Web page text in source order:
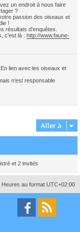
un endroit à nous faire
?
passion des oiseaux et
!
résultats d'enquêtes.
c'est là : http://www.faune-
lien avec les oiseaux et
n'est responsable
Aller à
et 2 invités
Heures au format UTC+02:00